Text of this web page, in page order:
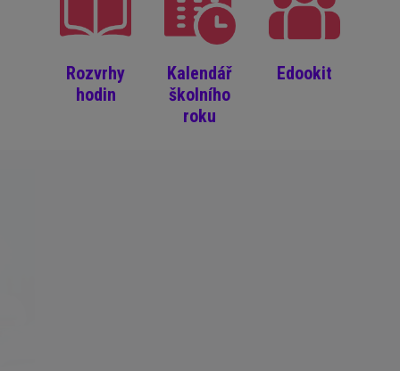
Rozvrhy
hodin
Kalendář
školního
roku
Edookit